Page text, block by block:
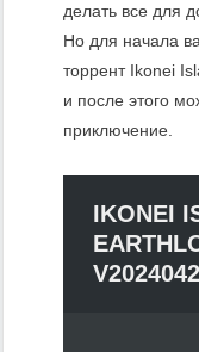
делать все для
Но для начала
торрент Ikonei
и после этого
приключение.
IKONEI